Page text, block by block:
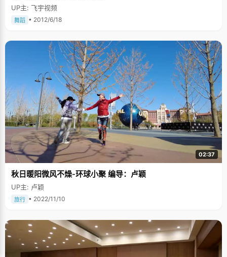
UP主: 飞宇视频
舞蹈 • 2012/6/18
02:37
秋日暖阳微风不燥-环球小聚 编导：卢颖
UP主: 卢颖
旅行 • 2022/11/10